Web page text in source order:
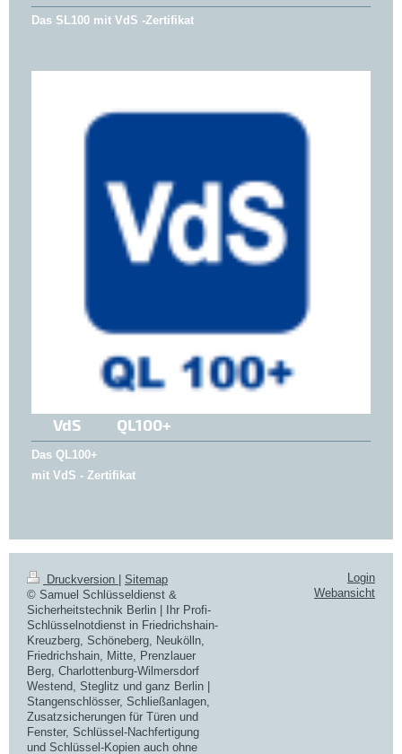
Das SL100 mit VdS -Zertifikat
VdS QL100+
Das QL100+
mit VdS - Zertifikat
Druckversion
Sitemap
© Samuel Schlüsseldienst &
Sicherheitstechnik Berlin | Ihr Profi-
Schlüsselnotdienst in Friedrichshain-
Kreuzberg, Schöneberg, Neukölln,
Friedrichshain, Mitte, Prenzlauer
Berg, Charlottenburg-Wilmersdorf
Westend, Steglitz und ganz Berlin |
Stangenschlösser, Schließanlagen,
Zusatzsicherungen für Türen und
Fenster, Schlüssel-Nachfertigung
und Schlüssel-Kopien auch ohne
Login
Webansicht